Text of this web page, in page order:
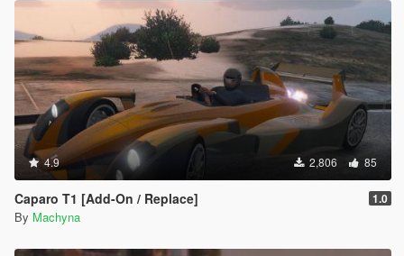
4.9 2,806 85
Caparo T1 [Add-On / Replace] 1.0
By Machyna